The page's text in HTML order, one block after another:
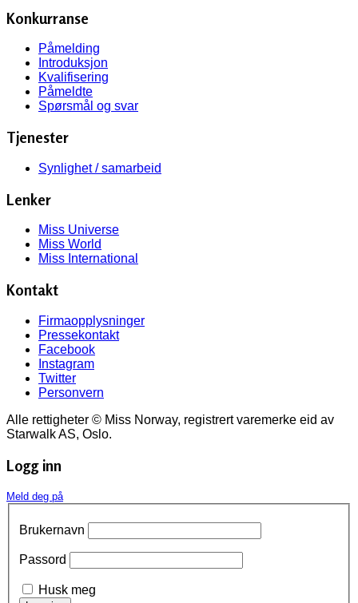
Konkurranse
Påmelding
Introduksjon
Kvalifisering
Påmeldte
Spørsmål og svar
Tjenester
Synlighet / samarbeid
Lenker
Miss Universe
Miss World
Miss International
Kontakt
Firmaopplysninger
Pressekontakt
Facebook
Instagram
Twitter
Personvern
Alle rettigheter © Miss Norway, registrert varemerke eid av
Starwalk AS, Oslo.
Logg inn
Meld deg på
Brukernavn
Passord
Husk meg